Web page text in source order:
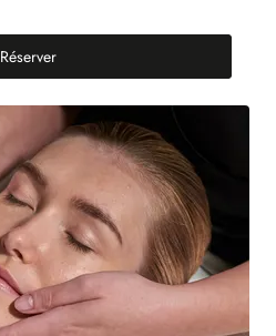
RéserverRituel visage éclat du teint